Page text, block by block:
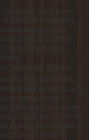
прошлом владелец
на
дороги,
.
Германии. Играю
вникать в ту
ставить цели,
мало алкоголя и
нужно всю жизнь и
бы лет тебе не